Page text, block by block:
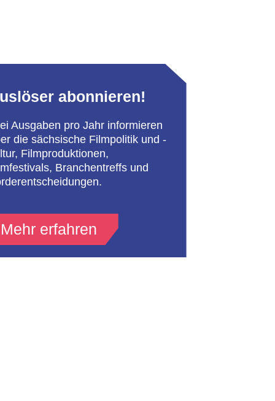
abonnieren!
Ausgaben pro Jahr informieren
die sächsische Filmpolitik und -
Filmproduktionen,
Branchentreffs und
Mehr erfahren